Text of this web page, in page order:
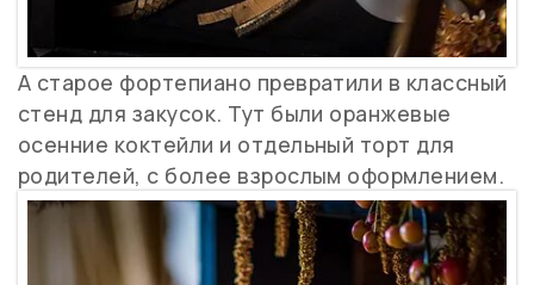
А старое фортепиано превратили в классный
стенд для закусок. Тут были оранжевые
осенние коктейли и отдельный торт для
родителей, с более взрослым оформлением.